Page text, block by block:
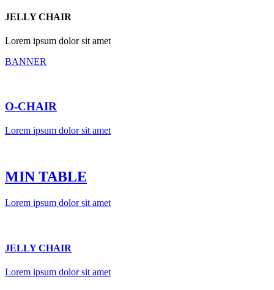
JELLY CHAIR
Lorem ipsum dolor sit amet
BANNER
O-CHAIR
Lorem ipsum dolor sit amet
MIN TABLE
Lorem ipsum dolor sit amet
JELLY CHAIR
Lorem ipsum dolor sit amet